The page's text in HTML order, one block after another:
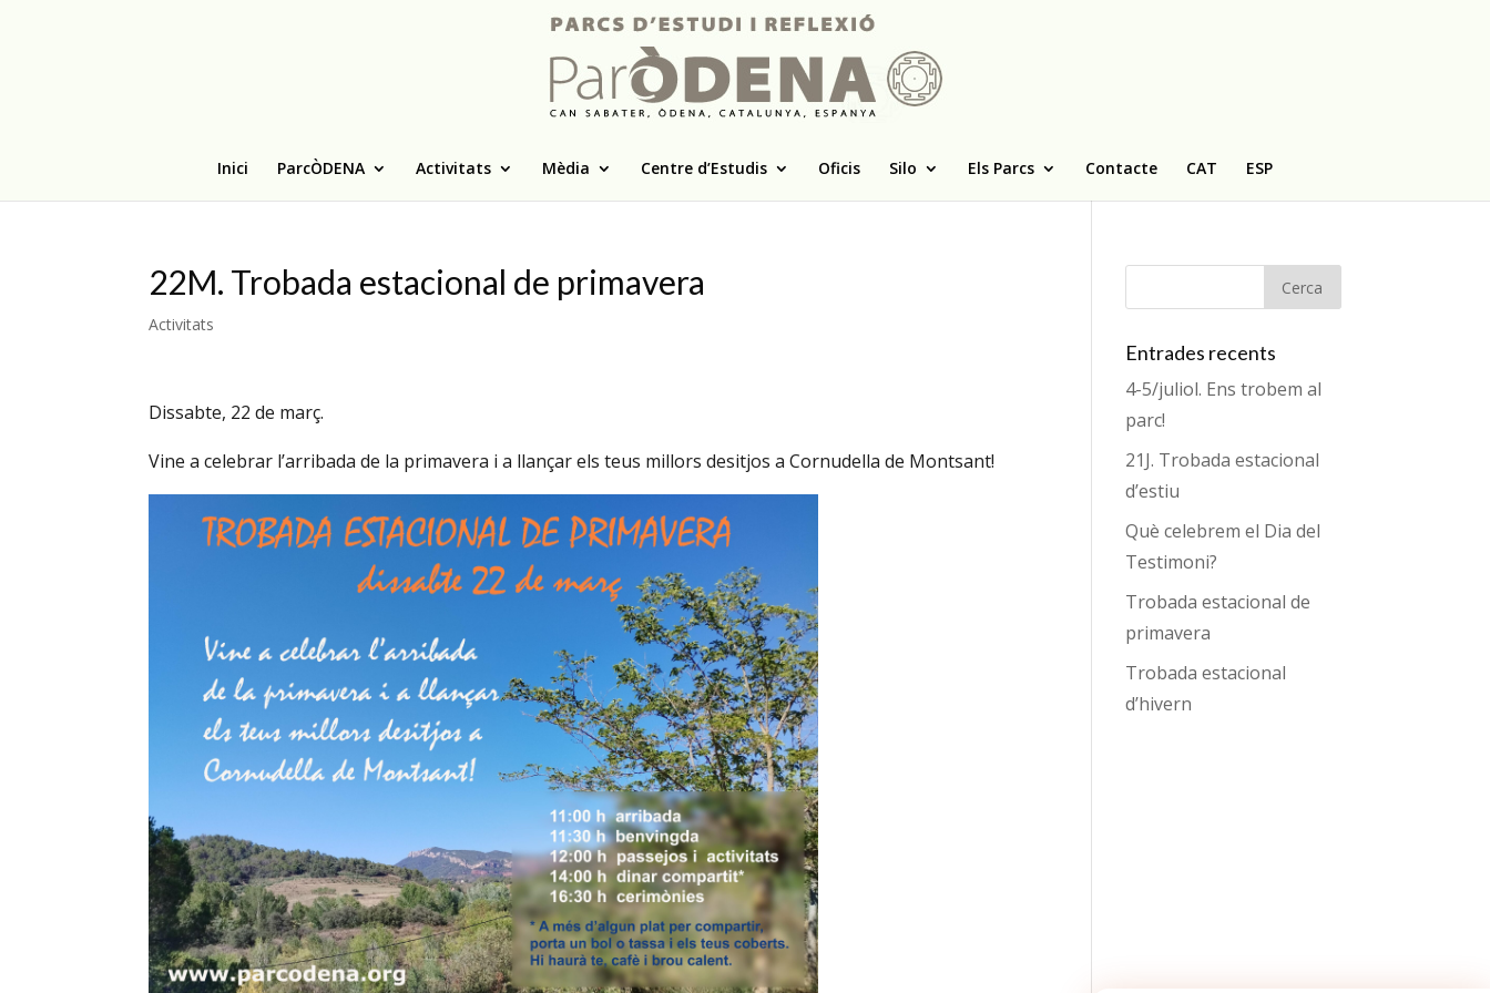
Inici ParcÒDENA Activitats Mèdia Centre d’Estudis Oficis Silo Els Parcs Contacte CAT ESP
22M. Trobada estacional de primavera
Activitats
Dissabte, 22 de març.
Vine a celebrar l’arribada de la primavera i a llançar els teus millors desitjos a Cornudella de Montsant!
Entrades recents
4-5/juliol. Ens trobem al
parc!
21J. Trobada estacional
d’estiu
Què celebrem el Dia del
Testimoni?
Trobada estacional de
primavera
Trobada estacional
d’hivern